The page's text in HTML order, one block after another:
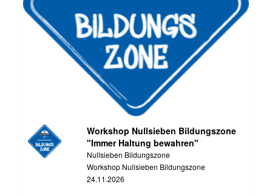
Workshop Nullsieben Bildungszone
"Immer Haltung bewahren"
Nullsieben Bildungszone
Workshop Nullsieben Bildungszone
24.11.2026